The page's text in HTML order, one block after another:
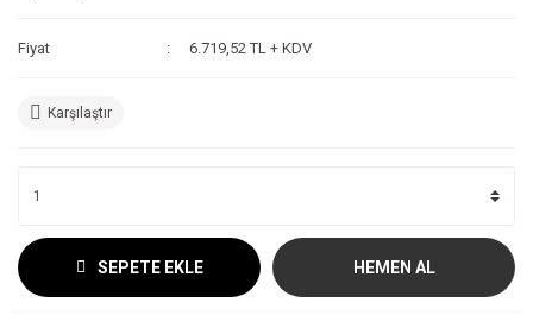
Fiyat 6.719,52 TL + KDV
Karşılaştır
SEPETE EKLE HEMEN AL